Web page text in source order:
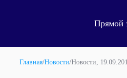
Прямой
Главная/Новости/Новости,